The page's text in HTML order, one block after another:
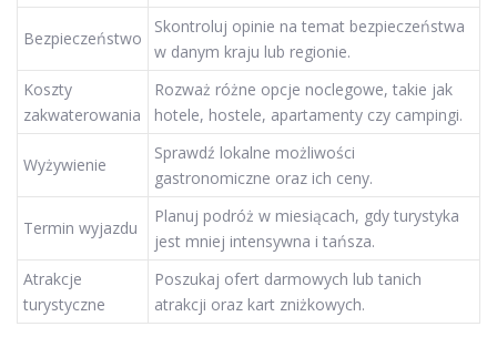
Bezpieczeństwo
Skontroluj opinie na temat bezpieczeństwa
w danym kraju lub regionie.
Koszty
zakwaterowania
Rozważ różne opcje noclegowe, takie jak
hotele, hostele, apartamenty czy campingi.
Wyżywienie
Sprawdź lokalne możliwości
gastronomiczne oraz ich ceny.
Termin wyjazdu
Planuj podróż w miesiącach, gdy turystyka
jest mniej intensywna i tańsza.
Atrakcje
turystyczne
Poszukaj ofert darmowych lub tanich
atrakcji oraz kart zniżkowych.